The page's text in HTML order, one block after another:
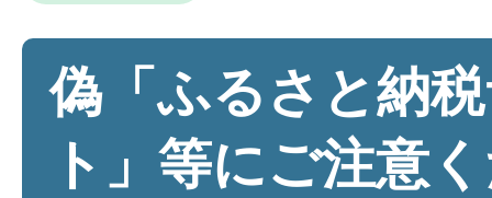
偽「ふるさと納
ト」等にご注意